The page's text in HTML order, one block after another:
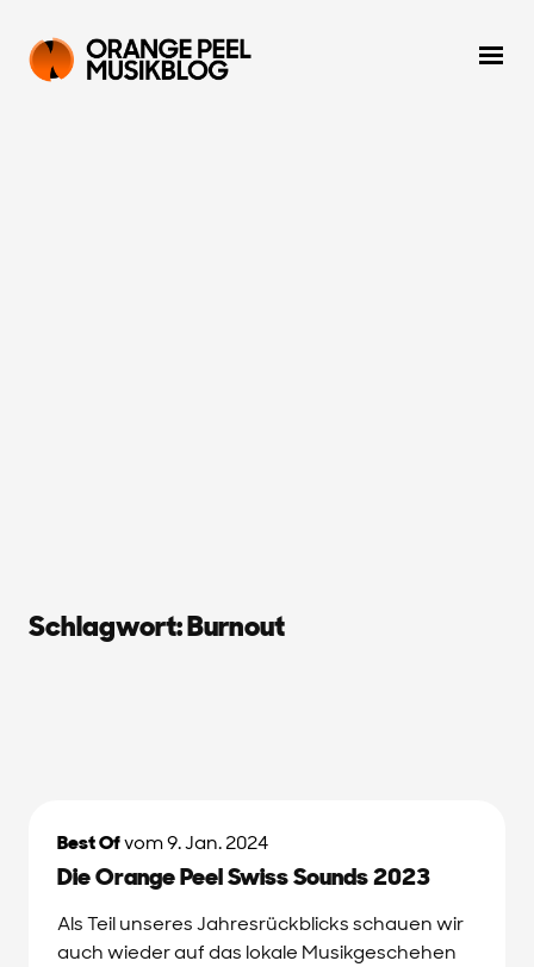
Schlagwort:Burnout
Best Ofvom 9. Jan. 2024
Die Orange Peel Swiss Sounds 2023
Als Teil unseres Jahresrückblicks schauen wir
auch wieder auf das lokale Musikgeschehen